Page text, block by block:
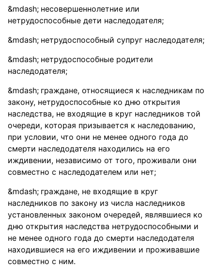
несовершеннолетние или
нетрудоспособные дети наследодателя;
нетрудоспособный супруг наследодателя;
нетрудоспособные родители
наследодателя;
граждане, относящиеся к наследникам по
закону, нетрудоспособные ко дню открытия
наследства, не входящие в круг наследников той
очереди, которая призывается к наследованию,
при условии, что они не менее одного года до
смерти наследодателя находились на его
иждивении, независимо от того, проживали они
совместно с наследодателем или нет;
граждане, не входящие в круг
наследников по закону из числа наследников
установленных законом очередей, являвшиеся ко
дню открытия наследства нетрудоспособными и
не менее одного года до смерти наследодателя
находившиеся на его иждивении и проживавшие
совместно с ним.